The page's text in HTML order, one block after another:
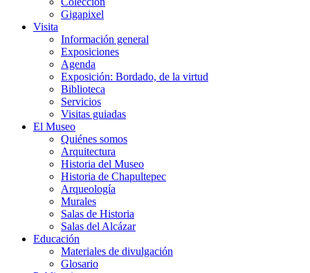
Gigapixel
Visita
Información general
Exposiciones
Agenda
Exposición: Bordado, de la virtud
Biblioteca
Servicios
Visitas guiadas
El Museo
Quiénes somos
Arquitectura
Historia del Museo
Historia de Chapultepec
Arqueología
Murales
Salas de Historia
Salas del Alcázar
Educación
Materiales de divulgación
Glosario